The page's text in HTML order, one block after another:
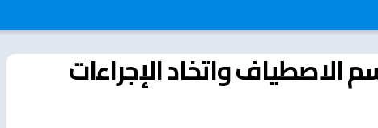
الاصطياف واتخاد الإجراءات